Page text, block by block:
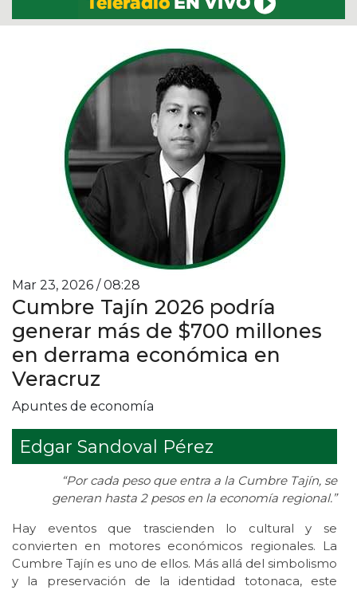
Mar 23, 2026 / 08:28
Cumbre Tajín 2026 podría
generar más de $700 millones
en derrama económica en
Veracruz
Apuntes de economía
Edgar Sandoval Pérez
“Por cada peso que entra a la Cumbre Tajín, se
generan hasta 2 pesos en la economía regional.”
Hay eventos que trascienden lo cultural y se
convierten en motores económicos regionales. La
Cumbre Tajín es uno de ellos. Más allá del simbolismo
y la preservación de la identidad totonaca, este